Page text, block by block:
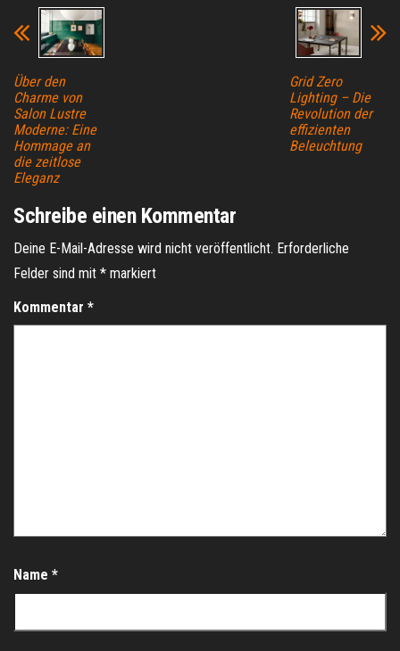
Über den
Charme von
Salon Lustre
Moderne: Eine
Hommage an
die zeitlose
Eleganz
Grid Zero
Lighting – Die
Revolution der
effizienten
Beleuchtung
Schreibe einen Kommentar
Deine E-Mail-Adresse wird nicht veröffentlicht. Erforderliche
Felder sind mit * markiert
Kommentar *
Name *